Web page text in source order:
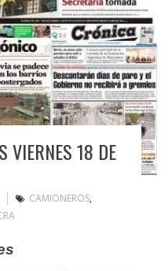
VIERNES 18 DE
CAMIONEROS,